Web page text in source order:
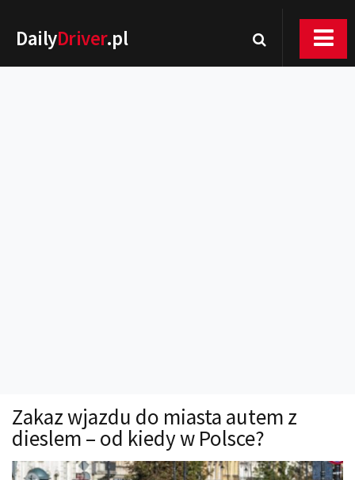
DailyDriver.pl
Technika jazdy
Oświetlenie
Kalkulatory
Zakaz wjazdu do miasta autem z
dieslem – od kiedy w Polsce?